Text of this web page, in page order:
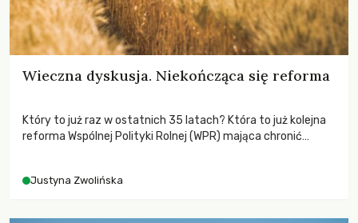
Wieczna dyskusja. Niekończąca się reforma
Który to już raz w ostatnich 35 latach? Która to już kolejna
reforma Wspólnej Polityki Rolnej (WPR) mająca chronić
Justyna Zwolińska